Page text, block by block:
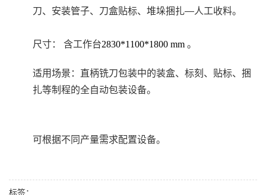
刀、安装管子、刀盒贴标、堆垛捆扎—人工收料。
尺寸： 含工作台2830*1100*1800 mm 。
适用场景： 直柄铣刀包装中的装盒、标刻、贴标、捆
扎等制程的全自动包装设备。
可根据不同产量需求配置设备。
标签：